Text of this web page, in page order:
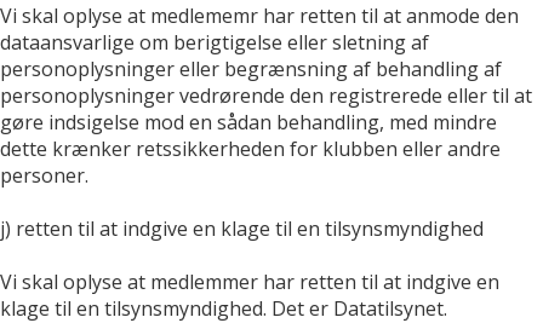
Vi skal oplyse at medlememr har retten til at anmode den
dataansvarlige om berigtigelse eller sletning af
personoplysninger eller begrænsning af behandling af
personoplysninger vedrørende den registrerede eller til at
gøre indsigelse mod en sådan behandling, med mindre
dette krænker retssikkerheden for klubben eller andre
personer.
j) retten til at indgive en klage til en tilsynsmyndighed
Vi skal oplyse at medlemmer har retten til at indgive en
klage til en tilsynsmyndighed. Det er Datatilsynet.